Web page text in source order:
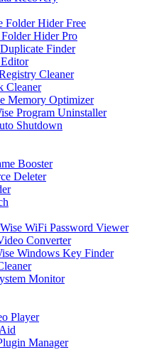
Folder Hider Free
Hider Pro
Finder
Cleaner
Cleaner
Memory Optimizer
Program Uninstaller
Shutdown
Booster
Deleter
Wise WiFi Password Viewer
Converter
Windows Key Finder
Monitor
Player
Manager